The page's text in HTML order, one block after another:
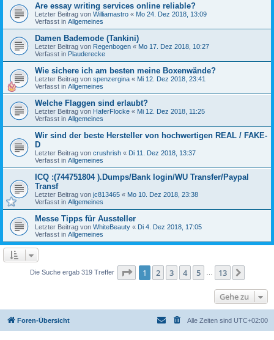
Are essay writing services online reliable?
Letzter Beitrag von Williamastro « Mo 24. Dez 2018, 13:09
Verfasst in Allgemeines
Damen Bademode (Tankini)
Letzter Beitrag von Regenbogen « Mo 17. Dez 2018, 10:27
Verfasst in Plauderecke
Wie sichere ich am besten meine Boxenwände?
Letzter Beitrag von spenzergina « Mi 12. Dez 2018, 23:41
Verfasst in Allgemeines
Welche Flaggen sind erlaubt?
Letzter Beitrag von HaferFlocke « Mi 12. Dez 2018, 11:25
Verfasst in Allgemeines
Wir sind der beste Hersteller von hochwertigen REAL / FAKE-
D
Letzter Beitrag von crushrish « Di 11. Dez 2018, 13:37
Verfasst in Allgemeines
ICQ :(744751804 ).Dumps/Bank login/WU Transfer/Paypal
Transf
Letzter Beitrag von jc813465 « Mo 10. Dez 2018, 23:38
Verfasst in Allgemeines
Messe Tipps für Aussteller
Letzter Beitrag von WhiteBeauty « Di 4. Dez 2018, 17:05
Verfasst in Allgemeines
Die Suche ergab 319 Treffer Seite 1von 13
1 2 3 4 5 13
Gehe zu
Foren-Übersicht Alle Zeiten sind UTC+02:00